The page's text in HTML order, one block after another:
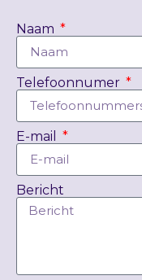
Naam
Telefoonnumer
E-mail
Bericht